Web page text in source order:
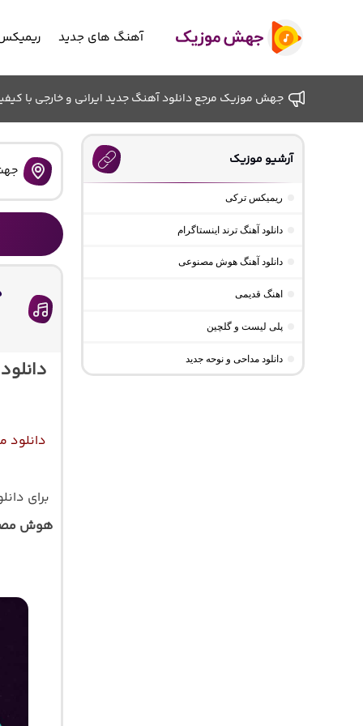
آهنگ های جدید
جهش موزیک مرجع دانلود آهنگ جدید ایرانی و خارجی با
دانلود
برای
هوش
آرشیو موزیک
ریمیکس ترکی
دانلود آهنگ ترند اینستاگرام
دانلود آهنگ هوش مصنوعی
اهنگ قدیمی
پلی لیست و گلچین
دانلود مداحی و نوحه جدید